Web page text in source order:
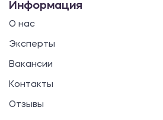
Информация
О нас
Эксперты
Вакансии
Контакты
Отзывы